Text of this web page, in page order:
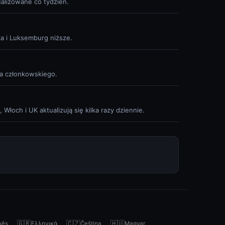
i Luksemburg niższe.
członkowskiego.
i UK aktualizują się kilka razy dziennie.
Ελληνικά Čeština Magyar